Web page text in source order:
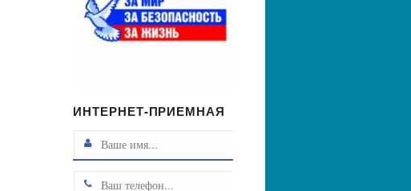
ИНТЕРНЕТ-ПРИЕМНАЯ